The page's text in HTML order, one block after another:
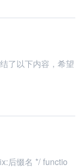
了以下内容，希望
代码： /* @desc：获取路径信息 @param path 传入路径，如a/b/c.jpg @return info dir:路径，name:文件名，suffix:后缀名 */ functio